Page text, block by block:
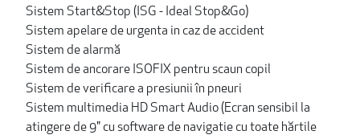
Sistem Start&Stop (ISG - Ideal Stop&Go)
Sistem apelare de urgenta in caz de accident
Sistem de alarmă
Sistem de ancorare ISOFIX pentru scaun copil
Sistem de verificare a presiunii în pneuri
Sistem multimedia HD Smart Audio (Ecran sensibil la
atingere de 9" cu software de navigatie cu toate hărtile